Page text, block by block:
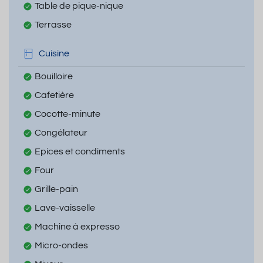
Table de pique-nique
Terrasse
Cuisine
Bouilloire
Cafetière
Cocotte-minute
Congélateur
Epices et condiments
Four
Grille-pain
Lave-vaisselle
Machine à expresso
Micro-ondes